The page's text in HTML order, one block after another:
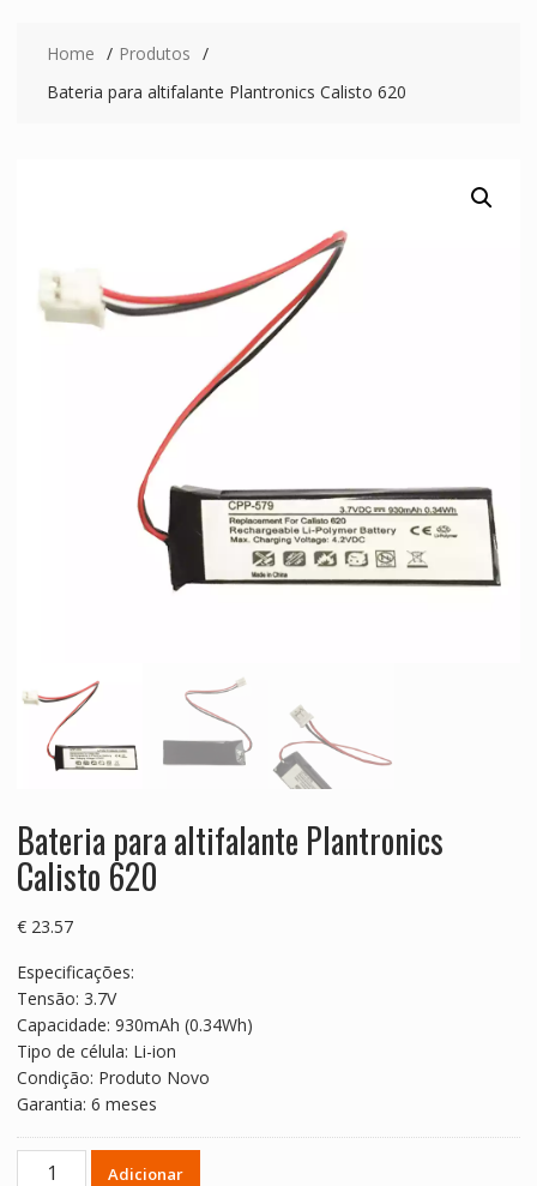
Home
Produtos
Bateria para altifalante Plantronics Calisto 620
Bateria para altifalante Plantronics
Calisto 620
€23.57
Especificações:
Tensão: 3.7V
Capacidade: 930mAh (0.34Wh)
Tipo de célula: Li-ion
Condição: Produto Novo
Garantia: 6 meses
Quantidade
Adicionar